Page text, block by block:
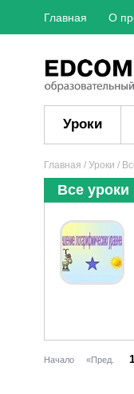
Главная О
Уроки
Главная / Уроки /
Все уроки
Начало «Пред.